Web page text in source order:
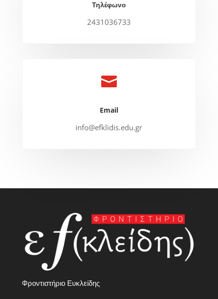
Τηλέφωνο
2431036733

Email
info@efklidis.edu.gr
Φροντιστήριο Ευκλείδης